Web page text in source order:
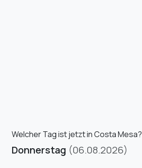
Welcher Tag ist jetzt in Costa Mesa?
Donnerstag (06.08.2026)